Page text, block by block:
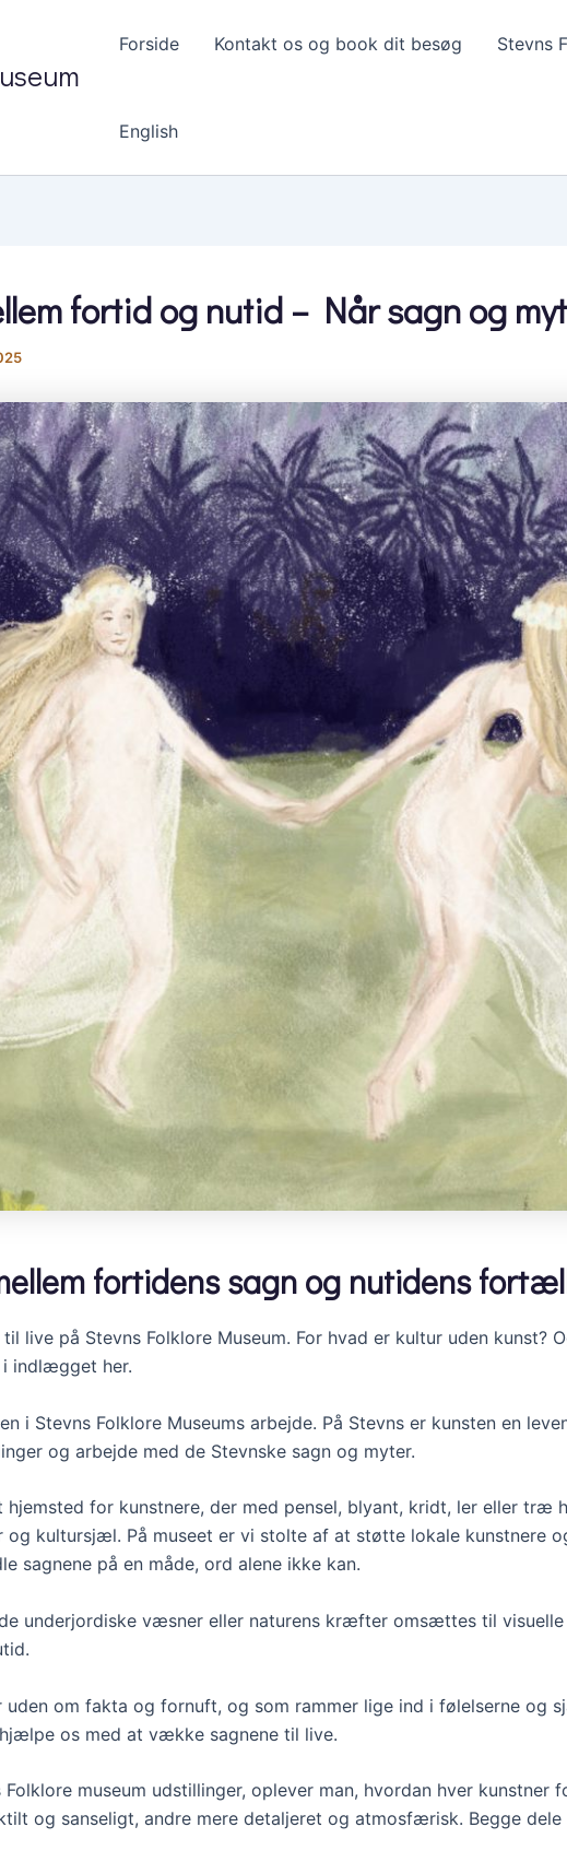
Forside Kontakt os og book dit besøg Stevns
English
fortid og nutid – Når sagn og
fortidens sagn og nutidens
live på Stevns Folklore Museum. For hvad er kultur uden kunst?
indlægget her.
i Stevns Folklore Museums arbejde. På Stevns er kunsten en
og arbejde med de Stevnske sagn og myter.
for kunstnere, der med pensel, blyant, kridt, ler eller træ
kultursjæl. På museet er vi stolte af at støtte lokale kunstnere
sagnene på en måde, ord alene ikke kan.
underjordiske væsner eller naturens kræfter omsættes til
uden om fakta og fornuft, og som rammer lige ind i følelserne og
os med at vække sagnene til live.
museum udstillinger, oplever man, hvordan hver kunstner
og sanseligt, andre mere detaljeret og atmosfærisk. Begge dele